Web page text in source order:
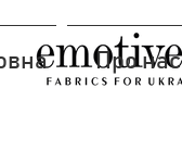
Про нас